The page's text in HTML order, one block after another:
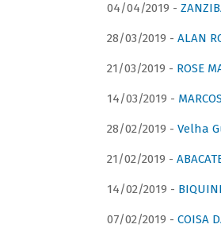
04/04/2019 -
28/03/2019 - ALAN
21/03/2019 - ROSE
14/03/2019 -
28/02/2019 - Velha
21/02/2019 -
14/02/2019 -
07/02/2019 - COISA